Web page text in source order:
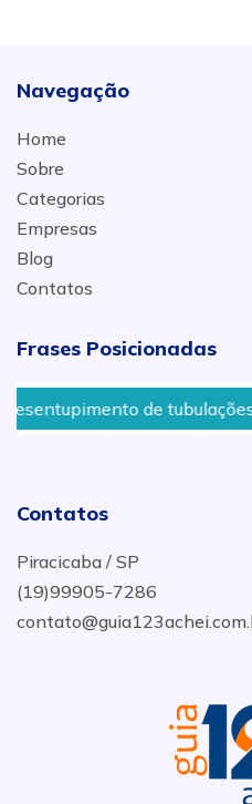
Navegação
Home
Sobre
Categorias
Empresas
Blog
Contatos
Frases Posicionadas
de tubulações
Contatos
Piracicaba / SP
(19)99905-7286